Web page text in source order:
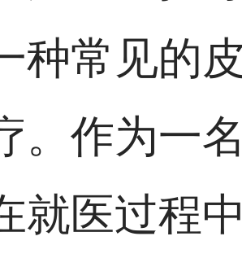
种常见的
。作为一
就医过程